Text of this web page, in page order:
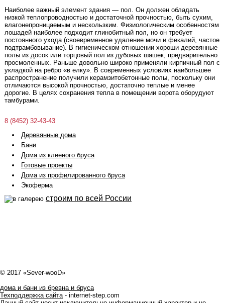
Наиболее важный элемент здания — пол. Он должен обладать
низкой теплопроводностью и достаточной прочностью, быть сухим,
влагонепроницаемым и нескользким. Физиологическим особенностям
лошадей наиболее подходит глинобитный пол, но он требует
постоянного ухода (своевременное удаление мочи и фекалий, частое
подтрамбовывание). В гигиеническом отношении хороши деревянные
полы из досок или торцовый пол из дубовых шашек, предварительно
просмоленных. Раньше довольно широко применяли кирпичный пол с
укладкой на ребро «в елку». В современных условиях наибольшее
распространение получили керамзитобетонные полы, поскольку они
отличаются высокой прочностью, достаточно теплые и менее
дорогие. В целях сохранения тепла в помещении ворота оборудуют
тамбурами.
8 (8452) 32-43-43
Деревянные дома
Бани
Дома из клееного бруса
Готовые проекты
Дома из профилированного бруса
Экоферма
строим по всей России
© 2017 «Sever-wooD»
дома и бани из бревна и бруса
Техподдержка сайта- internet-step.com